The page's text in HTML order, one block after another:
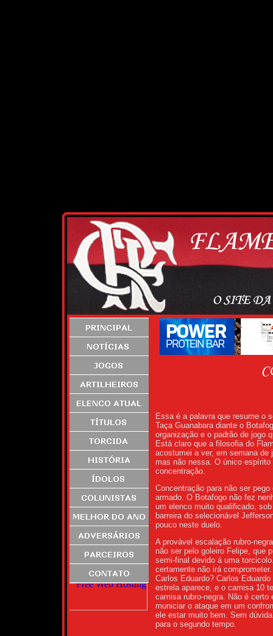
Essa é a palavra que resume o
Taça Guanabara diante o
organização e o padrão de jogo
Está claro que a filosofia do
acostumei a ver, em semana
mas não nessa. O único
concentração.
Concentração para não ser
armado. O Botafogo não fez
um elenco muito qualificado,
barreira do selecionável
pouco neste duelo.
A provável escalação rubro-
não ser pelo goleiro Felipe, que
semi-final devido á uma
certamente não irá
Carlos Eduardo? Carlos
estrela aparece, e o camisa 10
camisa rubro-negra. Não é certo
municiar o ataque em um
ele estar muito bem. Sem
para o segundo tempo.